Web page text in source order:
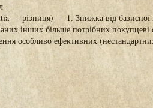
— різниця) — 1. Знижка від базисної
інших більше потрібних
особливо ефективних